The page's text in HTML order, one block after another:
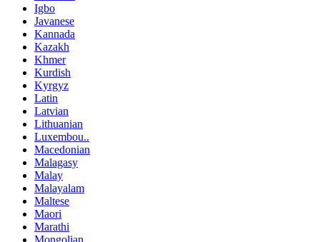
Igbo
Javanese
Kannada
Kazakh
Khmer
Kurdish
Kyrgyz
Latin
Latvian
Lithuanian
Luxembou..
Macedonian
Malagasy
Malay
Malayalam
Maltese
Maori
Marathi
Mongolian